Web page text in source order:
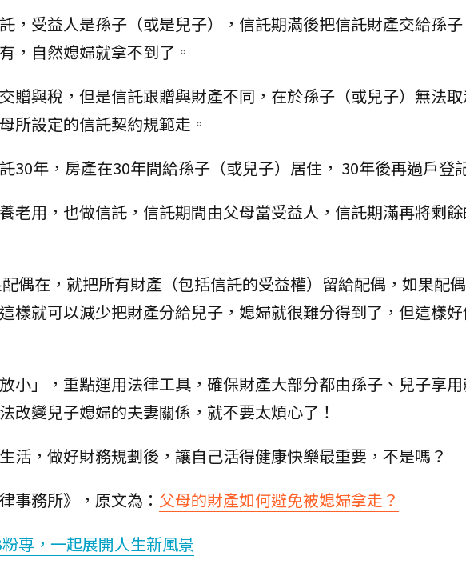
，受益人是孫子（或是兒子），信託期滿後把信託財產交給孫
，自然媳婦就拿不到了。
贈與稅，但是信託跟贈與財產不同，在於孫子（或兒子）無法
所設定的信託契約規範走。
30年，房產在30年間給孫子（或兒子）居住， 30年後再過戶登
老用，也做信託，信託期間由父母當受益人，信託期滿再將剩
配偶在，就把所有財產（包括信託的受益權）留給配偶，如果配
樣就可以減少把財產分給兒子，媳婦就很難分得到了，但這樣
小」，重點運用法律工具，確保財產大部分都由孫子、兒子享
改變兒子媳婦的夫妻關係，就不要太煩心了！
活，做好財務規劃後，讓自己活得健康快樂最重要，不是嗎？
事務所》，原文為： 父母的財產如何避免被媳婦拿走？
專，一起展開人生新風景